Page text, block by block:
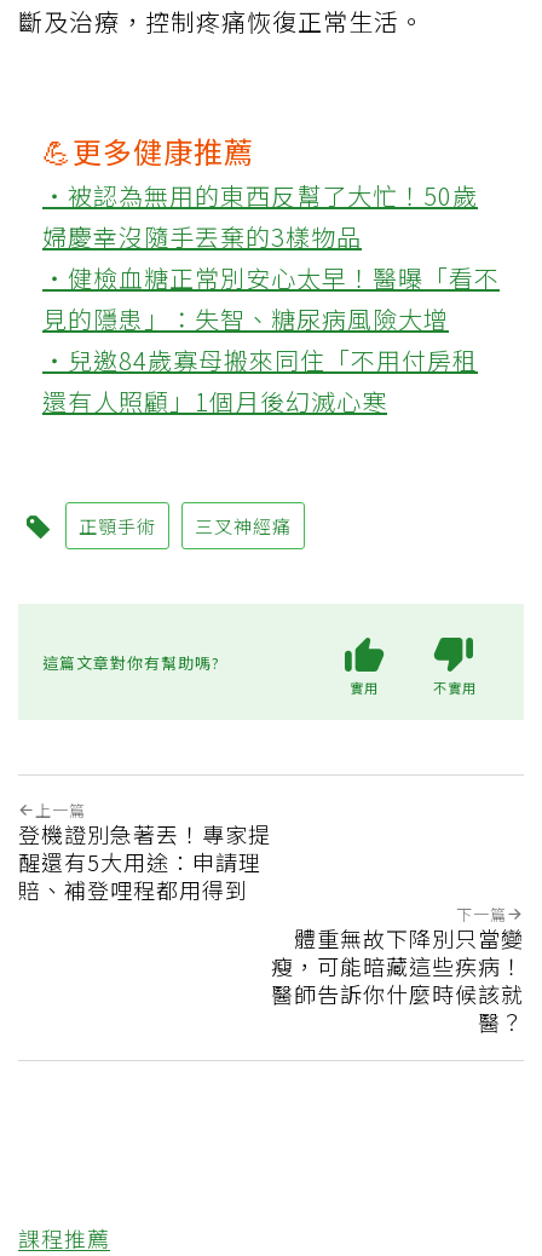
斷及治療，控制疼痛恢復正常生活。
💪更多健康推薦
‧被認為無用的東西反幫了大忙！50歲
婦慶幸沒隨手丟棄的3樣物品
‧健檢血糖正常別安心太早！醫曝「看不
見的隱患」：失智、糖尿病風險大增
‧兒邀84歲寡母搬來同住「不用付房租
還有人照顧」1個月後幻滅心寒
正顎手術 三叉神經痛
這篇文章對你有幫助嗎?
實用 不實用
上一篇
登機證別急著丟！專家提
醒還有5大用途：申請理
賠、補登哩程都用得到
下一篇
體重無故下降別只當變
瘦，可能暗藏這些疾病！
醫師告訴你什麼時候該就
醫？
課程推薦